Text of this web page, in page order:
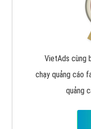
VietAds cùng
chạy quảng cáo
quảng